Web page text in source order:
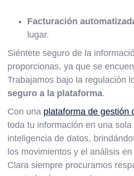
Facturación
lugar.
Siéntete seguro de la
proporcionas, ya que se
Trabajamos bajo la regulación
seguro a la plataforma.
Con una plataforma de gestión
toda tu información en una sola
inteligencia de datos,
los movimientos y el análisis
Clara siempre procuramos